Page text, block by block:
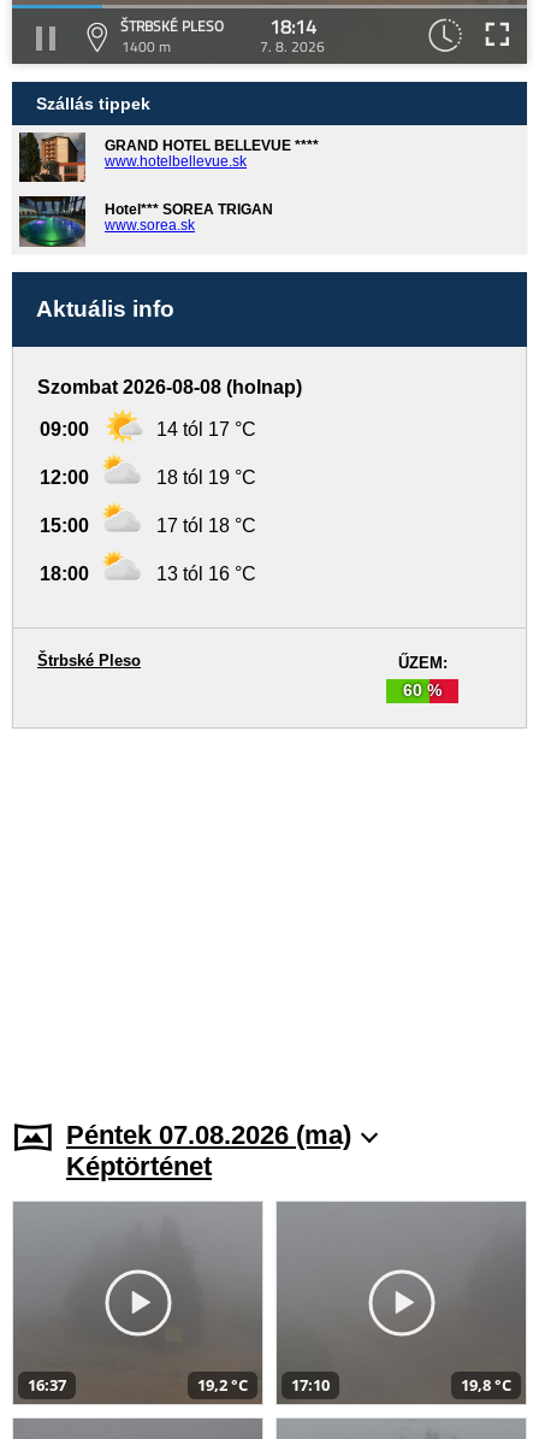
ŠTRBSKÉ PLESO
1400 m
18:14
7. 8. 2026
Szállás tippek
GRAND HOTEL BELLEVUE ****
www.hotelbellevue.sk
Hotel*** SOREA TRIGAN
www.sorea.sk
Aktuális info
Szombat 2026-08-08 (holnap)
09:00 14 tól 17 °C
12:00 18 tól 19 °C
15:00 17 tól 18 °C
18:00 13 tól 16 °C
ŰZEM:
60 %
Štrbské Pleso
Péntek 07.08.2026 (ma)
Képtörténet
16:37 19,2 °C 17:10 19,8 °C